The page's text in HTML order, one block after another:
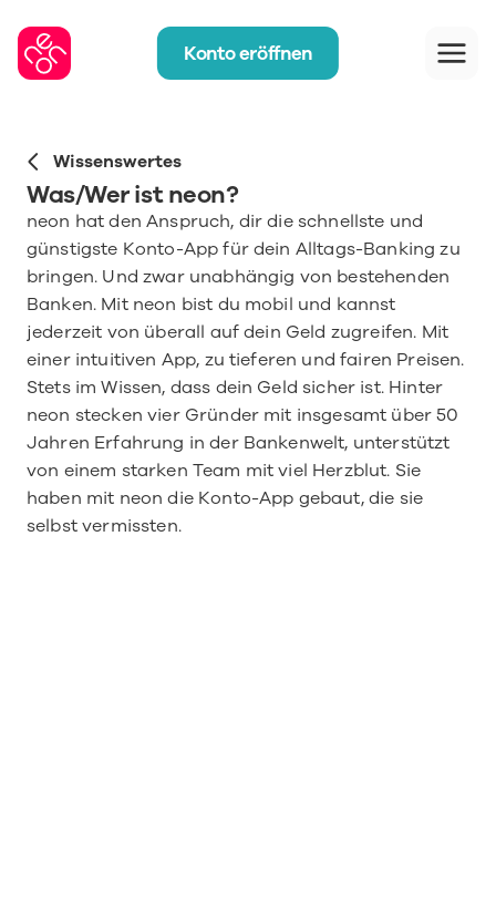
Wissenswertes
Was/Wer ist neon?
neon hat den Anspruch, dir die schnellste und
günstigste Konto-App für dein Alltags-Banking zu
bringen. Und zwar unabhängig von bestehenden
Banken. Mit neon bist du mobil und kannst
jederzeit von überall auf dein Geld zugreifen. Mit
einer intuitiven App, zu tieferen und fairen Preisen.
Stets im Wissen, dass dein Geld sicher ist. Hinter
neon stecken vier Gründer mit insgesamt über 50
Jahren Erfahrung in der Bankenwelt, unterstützt
von einem starken Team mit viel Herzblut. Sie
haben mit neon die Konto-App gebaut, die sie
selbst vermissten.
Konto eröffnen